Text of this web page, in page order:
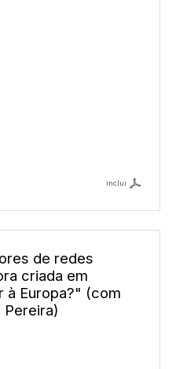
inclui
de redes
criada em
à Europa?" (com
Pereira)